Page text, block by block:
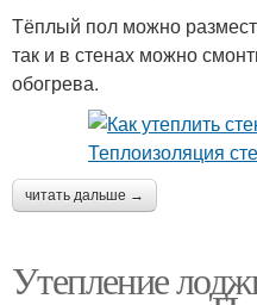
Тёплый пол можно
так и в стенах можно
обогрева.
читать дальше →
Утепление